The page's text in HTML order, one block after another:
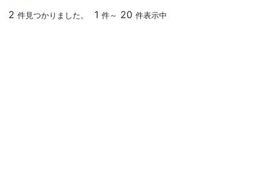
2 件見つかりました。 1 件～ 20 件表示中